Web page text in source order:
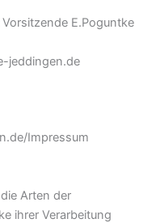
E.Poguntke
jeddingen.de
Impressum
Arten der
ihrer Verarbeitung